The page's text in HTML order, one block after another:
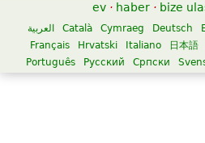
ev · haber · bize
العربية Català Cymraeg Deutsch
Français
Hrvatski Italiano 日本語
Português
Русский Српски